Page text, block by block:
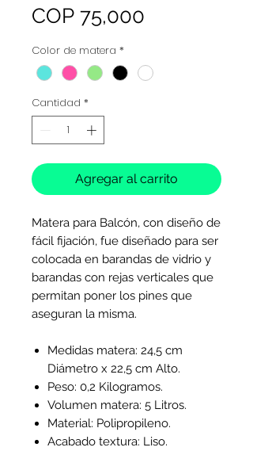
COP 75,000
Color de matera *
Cantidad *
Agregar al carrito
Matera para Balcón, con diseño de
fácil fijación, fue diseñado para ser
colocada en barandas de vidrio y
barandas con rejas verticales que
permitan poner los pines que
aseguran la misma.
Medidas matera: 24,5 cm
Diámetro x 22,5 cm Alto.
Peso: 0,2 Kilogramos.
Volumen matera: 5 Litros.
Material: Polipropileno.
Acabado textura: Liso.